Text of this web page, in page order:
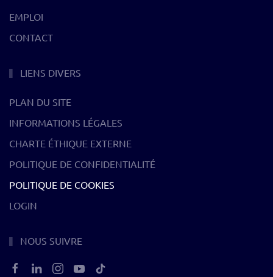
EMPLOI
CONTACT
LIENS DIVERS
PLAN DU SITE
INFORMATIONS LÉGALES
CHARTE ÉTHIQUE EXTERNE
POLITIQUE DE CONFIDENTIALITÉ
POLITIQUE DE COOKIES
LOGIN
NOUS SUIVRE